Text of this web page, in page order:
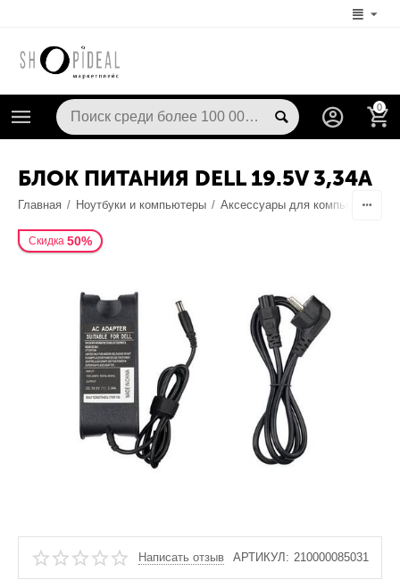
0
БЛОК ПИТАНИЯ DELL 19.5V 3,34A
Главная / Ноутбуки и компьютеры / Аксессуары для компьютерной
Скидка 50%
Написать отзыв АРТИКУЛ: 210000085031